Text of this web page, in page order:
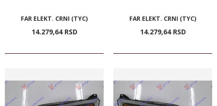
FAR ELEKT. CRNI (TYC)
14.279,64 RSD
FAR ELEKT. CRNI (TYC)
14.279,64 RSD